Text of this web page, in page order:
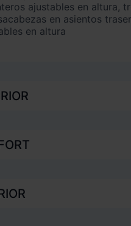
ajustables en altura,
en asientos
en altura